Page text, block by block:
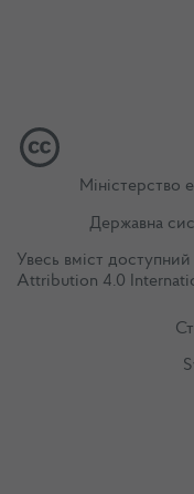
Міністерство
Державна
Увесь вміст доступний
Attribution 4.0